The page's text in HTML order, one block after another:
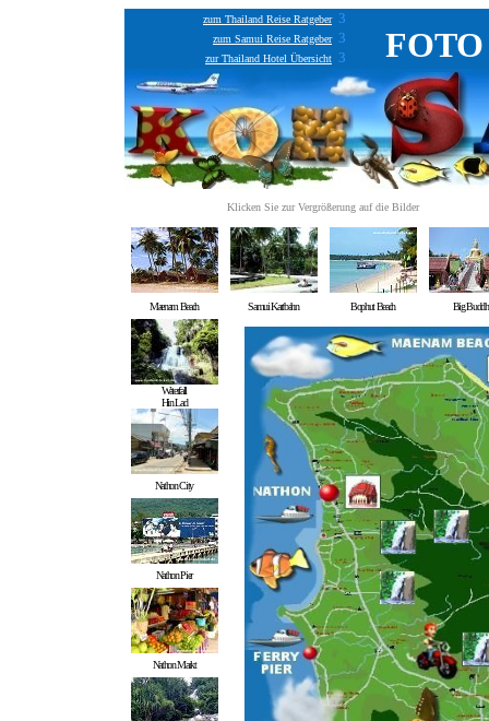
zum Thailand Reise Ratgeber 3
zum Samui Reise Ratgeber 3
zur Thailand Hotel Übersicht 3
Klicken Sie zur Vergrößerung auf die Bilder
Maenam Beach Samui Kartbahn Bophut Beach Big
Waterfall
Hin Lad
Nathon City
Nathon Pier
Nathon Markt